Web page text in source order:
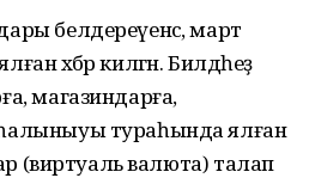
белдереүенсә, март
хәбәр килгән. Билдәһеҙ
магазиндарға,
тураһында ялған
(виртуаль валюта) талап